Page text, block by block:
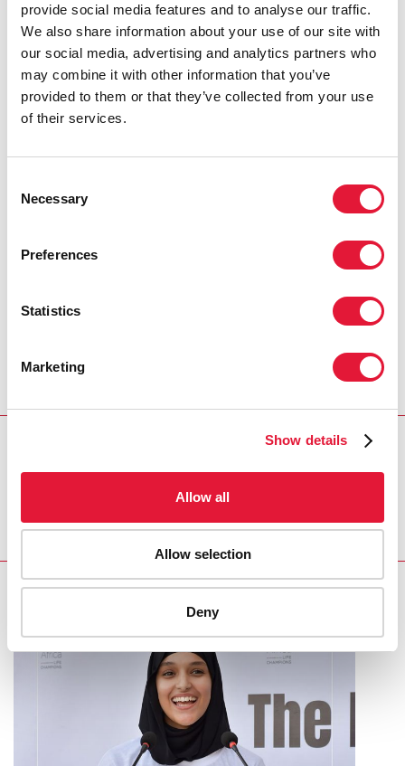
provide social media features and to analyse our traffic.
We also share information about your use of our site with
our social media, advertising and analytics partners who
may combine it with other information that you’ve
provided to them or that they’ve collected from your use
of their services.
Selection
Necessary
Preferences
Statistics
Marketing
Show details
Allow all
Allow selection
Deny
traitement du VIH doivent être
décentralisés et adaptés aux besoins de
la population plutôt que d'attendre que
les personnes s'adaptent aux structures
existantes de lutte contre le sida. »
Gabon, mais nous ne devons pas être
riposte et atteindre notre objectif
ALI BONGO ONDIMBA, PRÉSIDENT DU GABON
Gabon
RELATED